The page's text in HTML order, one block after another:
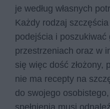
je według własnych
Każdy rodzaj
podejścia i poszukiwać
przestrzeniach oraz w
się więc dość złożony,
nie ma recepty na
do swojego
spełnienia musi